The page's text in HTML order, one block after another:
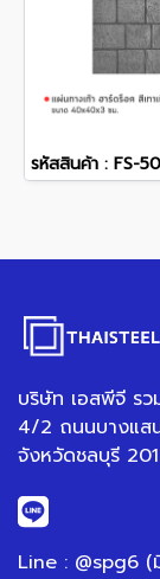
บริษัท เอสพีจี ร
4/2 ถนนบางแส
จังหวัดชลบุรี
Line : @spg6 (